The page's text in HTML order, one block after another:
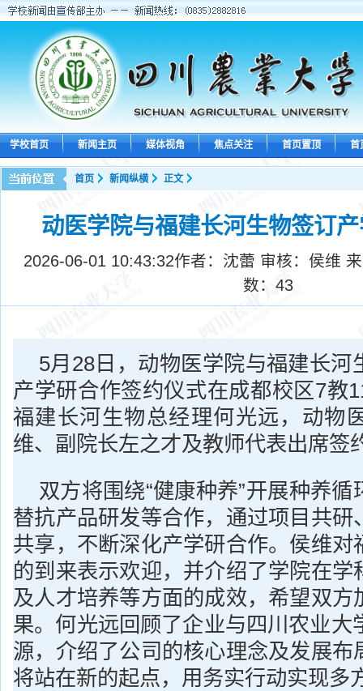
学校首页 新闻主页 媒体视角 焦点关注 首页置顶 首
首页 新闻纵横 正文
动医学院与福建长河生物签订
2026-06-01 10:43:32作者：沈蕾 审核：侯维
数： 43
5月28日，动物医学院与福建长河
产学研合作签约仪式在成都校区7教
福建长河生物总经理何光远，动物
维、副院长左之才及教师代表出席签
双方将围绕“健康种养”开展种养
替抗产品研发等合作，通过项目共研
共享，不断深化产学研合作。侯维对
的到来表示欢迎，并介绍了学院在学
及人才培养等方面的成效，希望双方
果。何光远回顾了企业与四川农业大
源，介绍了公司的核心理念及发展布
将站在新的起点，用务实行动实现多